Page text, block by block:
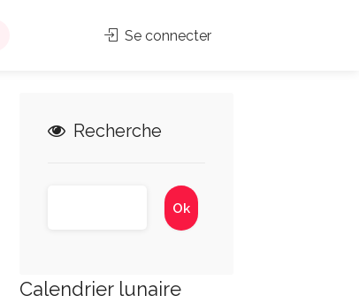
Se connecter
Recherche
Calendrier lunaire